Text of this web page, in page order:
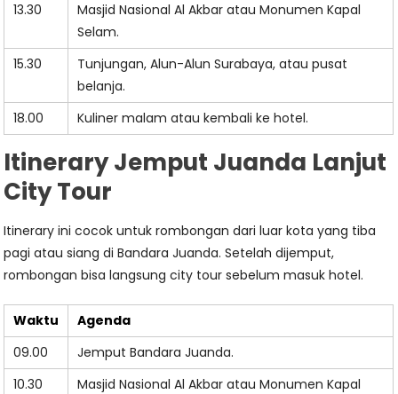
13.30
Masjid Nasional Al Akbar atau Monumen Kapal
Selam.
15.30
Tunjungan, Alun-Alun Surabaya, atau pusat
belanja.
18.00
Kuliner malam atau kembali ke hotel.
Itinerary Jemput Juanda Lanjut
City Tour
Itinerary ini cocok untuk rombongan dari luar kota yang tiba
pagi atau siang di Bandara Juanda. Setelah dijemput,
rombongan bisa langsung city tour sebelum masuk hotel.
Waktu
Agenda
09.00
Jemput Bandara Juanda.
10.30
Masjid Nasional Al Akbar atau Monumen Kapal